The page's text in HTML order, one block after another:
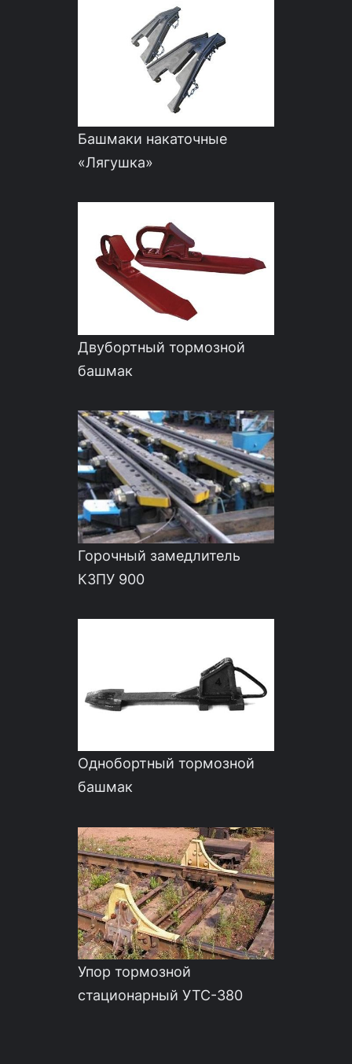
Башмаки накаточные
«Лягушка»
Двубортный тормозной
башмак
Горочный замедлитель
КЗПУ 900
Однобортный тормозной
башмак
Упор тормозной
стационарный УТС-380